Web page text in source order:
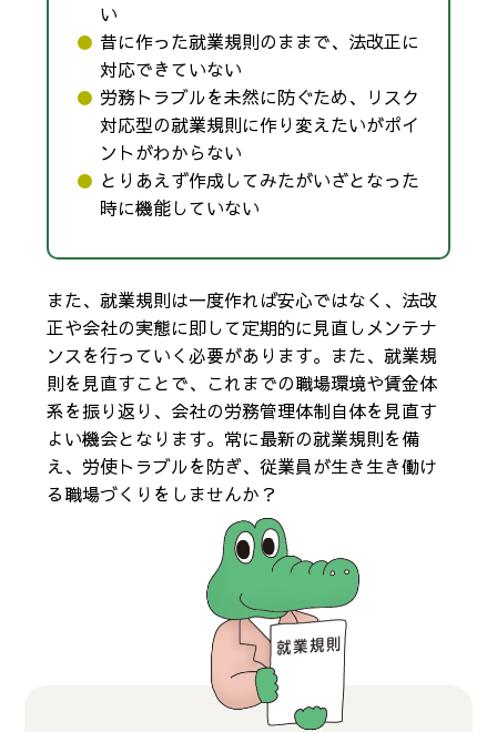
い
昔に作った就業規則のままで、法改正に
対応できていない
労務トラブルを未然に防ぐため、リスク
対応型の就業規則に作り変えたいがポイ
ントがわからない
とりあえず作成してみたがいざとなった
時に機能していない
また、就業規則は一度作れば安心ではなく、法改
正や会社の実態に即して定期的に見直しメンテナ
ンスを行っていく必要があります。また、就業規
則を見直すことで、これまでの職場環境や賃金体
系を振り返り、会社の労務管理体制自体を見直す
よい機会となります。常に最新の就業規則を備
え、労使トラブルを防ぎ、従業員が生き生き働け
る職場づくりをしませんか？